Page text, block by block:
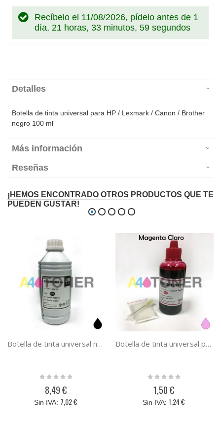
Recíbelo el 11/08/2026, pídelo antes de 1
día, 21 horas, 33 minutos, 59 segundos
Detalles
Botella de tinta universal para HP / Lexmark / Canon / Brother
negro 100 ml
Más información
Reseñas
¡HEMOS ENCONTRADO OTROS PRODUCTOS QUE TE
PUEDEN GUSTAR!
Botella de tinta universal negra para HP / Lexmark / Canon / Brother negro 1000 ml
Rating:
8,49 €
7,02 €
Botella de tinta universal photo magenta para HP / Lexmark / Canon / Brother photo magenta 100 ml
Rating:
1,50 €
1,24 €